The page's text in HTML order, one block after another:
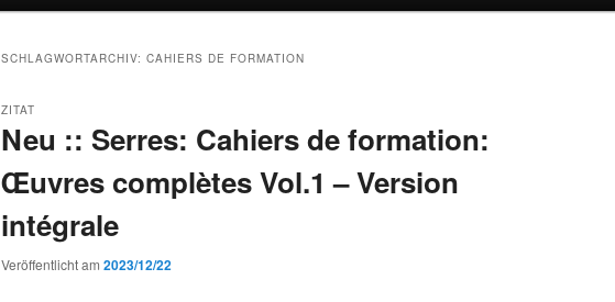
SCHLAGWORTARCHIV: CAHIERS DE FORMATION
Neu :: Serres: Cahiers de formation:
Œuvres complètes Vol.1 – Version
intégrale
ZITAT
Veröffentlicht am 2023/12/22